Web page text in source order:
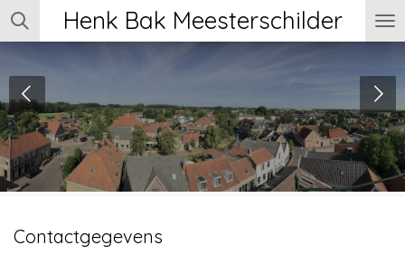
Ga
direct
de
hoofdinhoud
Henk Bak Meesterschilder
Contactgegevens